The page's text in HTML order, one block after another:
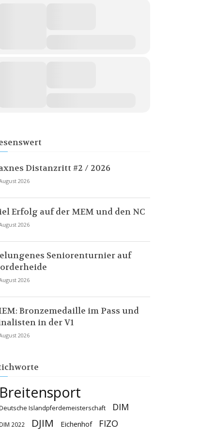
Distanzritt #2 / 2026
2026
Erfolg auf der MEM und den NC
2026
Seniorenturnier auf
2026
Bronzemedaille im Pass und
in der V1
2026
Breitensport
Islandpferdemeisterschaft DIM
DIM 2022 DJIM Eichenhof FIZO